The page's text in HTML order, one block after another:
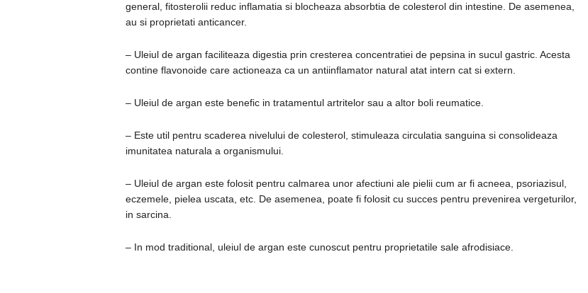
general, fitosterolii reduc inflamatia si blocheaza absorbtia de colesterol din intestine. De asemenea,
au si proprietati anticancer.
– Uleiul de argan faciliteaza digestia prin cresterea concentratiei de pepsina in sucul gastric. Acesta
contine flavonoide care actioneaza ca un antiinflamator natural atat intern cat si extern.
– Uleiul de argan este benefic in tratamentul artritelor sau a altor boli reumatice.
– Este util pentru scaderea nivelului de colesterol, stimuleaza circulatia sanguina si consolideaza
imunitatea naturala a organismului.
– Uleiul de argan este folosit pentru calmarea unor afectiuni ale pielii cum ar fi acneea, psoriazisul,
eczemele, pielea uscata, etc. De asemenea, poate fi folosit cu succes pentru prevenirea vergeturilor,
in sarcina.
– In mod traditional, uleiul de argan este cunoscut pentru proprietatile sale afrodisiace.